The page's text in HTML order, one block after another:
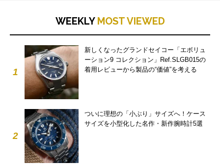
WEEKLY MOST VIEWED
1
新しくなったグランドセイコー「エボリュ
ーション9 コレクション」Ref.SLGB015の
着用レビューから製品の“価値”を考える
2
ついに理想の「小ぶり」サイズへ！ケース
サイズを小型化した名作・新作腕時計5選